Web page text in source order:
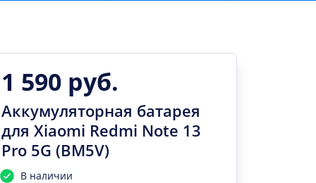
1 590 руб.
Аккумуляторная батарея
для Xiaomi Redmi Note 13
Pro 5G (BM5V)
В наличии